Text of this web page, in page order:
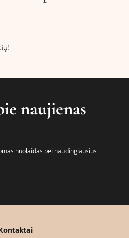
naujienas
nuolaidas bei naudingiausius